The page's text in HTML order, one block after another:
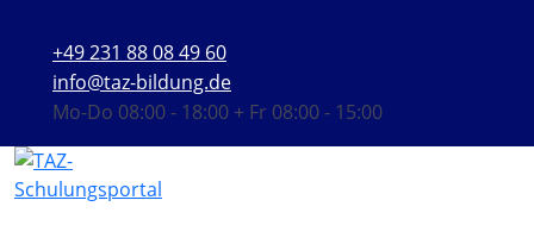
+49 231 88 08 49 60
info@taz-bildung.de
Mo-Do 08:00 - 18:00 + Fr 08:00 - 15:00